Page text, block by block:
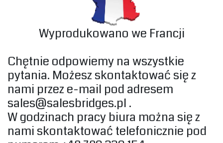
‎Wyprodukowano we Francji‎
‎Chętnie odpowiemy na wszystkie
pytania. Możesz skontaktować się z
nami przez e-mail pod adresem
sales@salesbridges.pl .
W godzinach pracy biura można się z
nami skontaktować telefonicznie pod